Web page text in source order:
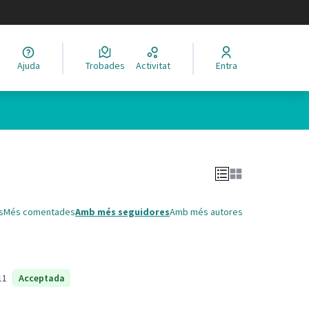
Elegir el idioma
Ajuda Trobades Activitat Entra
Més comentadesAmb més seguidoresAmb més autores
Acceptada